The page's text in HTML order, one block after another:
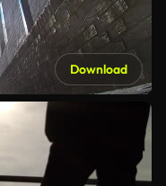
Download